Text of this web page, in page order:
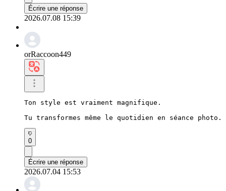
Écrire une réponse
2026.07.08 15:39
orRaccoon449
Ton style est vraiment magnifique.
Tu transformes même le quotidien en séance photo.
0
Écrire une réponse
2026.07.04 15:53